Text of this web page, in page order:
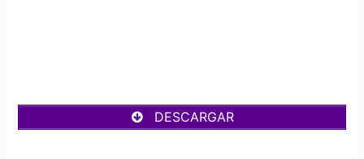
DESCARGAR